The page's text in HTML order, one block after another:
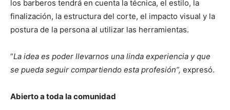
los barberos tendrá en cuenta la técnica, el estilo, la
finalización, la estructura del corte, el impacto visual y la
postura de la persona al utilizar las herramientas.
“La idea es poder llevarnos una linda experiencia y que
se pueda seguir compartiendo esta profesión”, expresó.
Abierto a toda la comunidad